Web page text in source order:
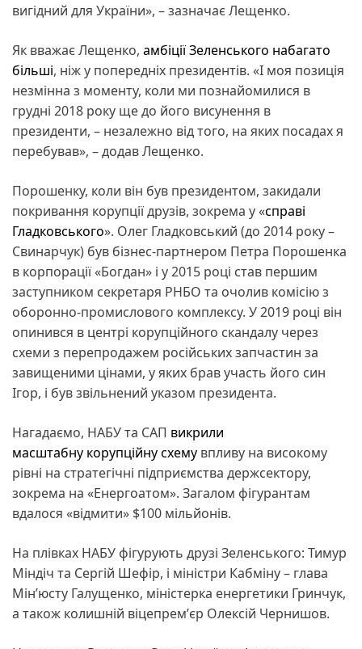
вигідний для України», – зазначає Лещенко.
Як вважає Лещенко, амбіції Зеленського набагато
більші, ніж у попередніх президентів. «І моя позиція
незмінна з моменту, коли ми познайомилися в
грудні 2018 року ще до його висунення в
президенти, – незалежно від того, на яких посадах я
перебував», – додав Лещенко.
Порошенку, коли він був президентом, закидали
покривання корупції друзів, зокрема у «справі
Гладковського». Олег Гладковський (до 2014 року –
Свинарчук) був бізнес-партнером Петра Порошенка
в корпорації «Богдан» і у 2015 році став першим
заступником секретаря РНБО та очолив комісію з
оборонно-промислового комплексу. У 2019 році він
опинився в центрі корупційного скандалу через
схеми з перепродажем російських запчастин за
завищеними цінами, у яких брав участь його син
Ігор, і був звільнений указом президента.
Нагадаємо, НАБУ та САП викрили
масштабну корупційну схему впливу на високому
рівні на стратегічні підприємства держсектору,
зокрема на «Енергоатом». Загалом фігурантам
вдалося «відмити» $100 мільйонів.
На плівках НАБУ фігурують друзі Зеленського: Тимур
Міндіч та Сергій Шефір, і міністри Кабміну – глава
Мінʼюсту Галущенко, міністерка енергетики Гринчук,
а також колишній віцепремʼєр Олексій Чернишов.